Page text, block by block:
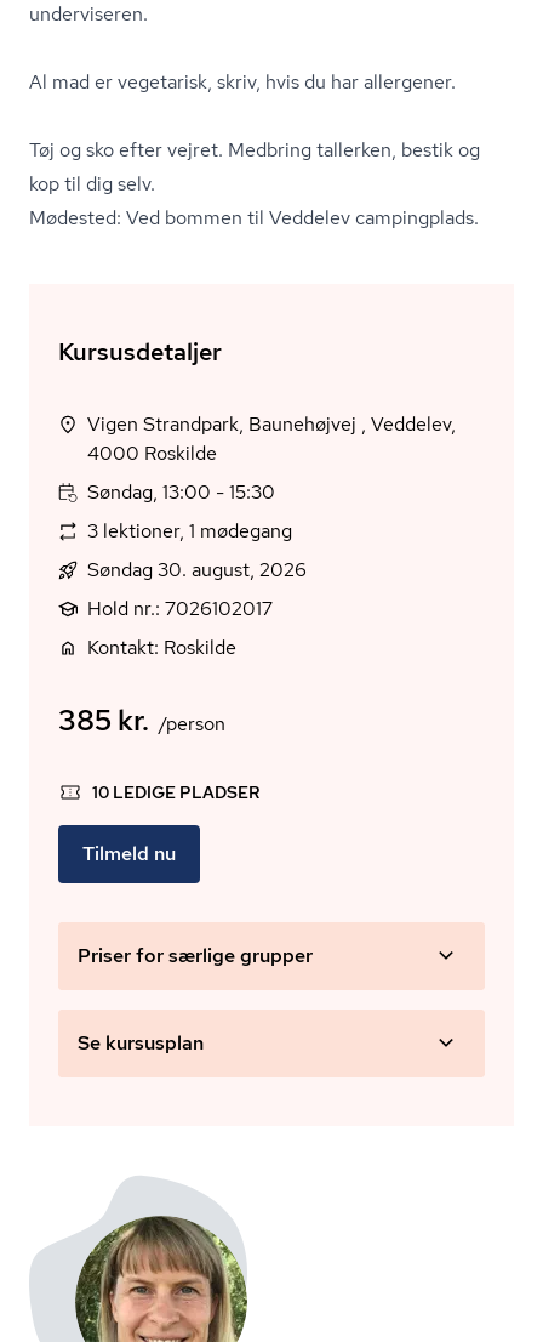
underviseren.
Al mad er vegetarisk, skriv, hvis du har allergener.
Tøj og sko efter vejret. Medbring tallerken, bestik og
kop til dig selv.
Mødested: Ved bommen til Veddelev campingplads.
Kursusdetaljer
Vigen Strandpark, Baunehøjvej , Veddelev,
4000 Roskilde
Søndag, 13:00 - 15:30
3 lektioner, 1 mødegang
Søndag 30. august, 2026
Hold nr.: 7026102017
Kontakt: Roskilde
385 kr. /person
10 LEDIGE PLADSER
Tilmeld nu
Priser for særlige grupper
Se kursusplan